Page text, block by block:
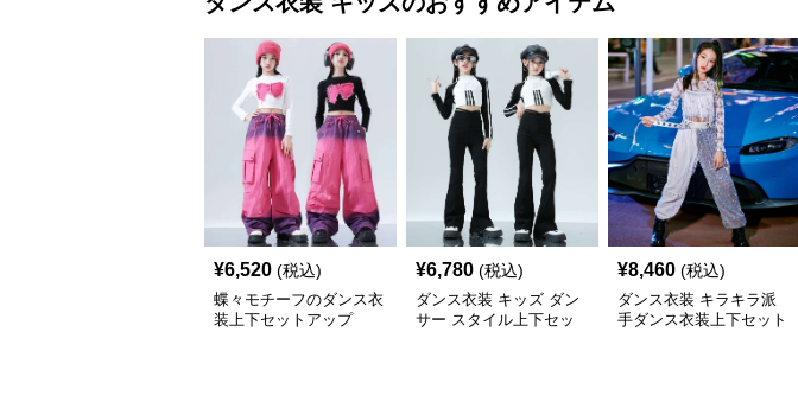
¥6,520 (税込)
蝶々モチーフのダンス衣
装上下セットアップ
¥6,780 (税込)
ダンス衣装 キッズ ダン
サー スタイル上下セッ
¥8,460 (税込)
ダンス衣装 キラキラ派
手ダンス衣装上下セット